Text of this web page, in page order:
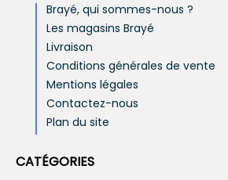
Brayé, qui sommes-nous ?
Les magasins Brayé
Livraison
Conditions générales de vente
Mentions légales
Contactez-nous
Plan du site
CATÉGORIES